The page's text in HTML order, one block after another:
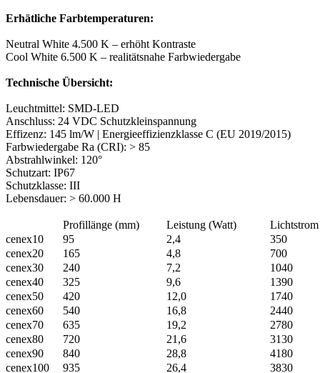
Erhätliche Farbtemperaturen:
Neutral White 4.500 K – erhöht Kontraste
Cool White 6.500 K – realitätsnahe Farbwiedergabe
Technische Übersicht:
Leuchtmittel: SMD-LED
Anschluss: 24 VDC Schutzkleinspannung
Effizenz: 145 lm/W | Energieeffizienzklasse C (EU 2019/2015)
Farbwiedergabe Ra (CRI): > 85
Abstrahlwinkel: 120°
Schutzart: IP67
Schutzklasse: III
Lebensdauer: > 60.000 H
Profillänge (mm) Leistung (Watt)
cenex10
95 2,4
350
cenex20
165 4,8
700
cenex30
240 7,2
1040
cenex40
325 9,6
1390
cenex50
420 12,0
1740
cenex60
540 16,8
2440
cenex70
635 19,2
2780
cenex80
720 21,6
3130
cenex90
840 28,8
4180
cenex100
935 26,4 3830